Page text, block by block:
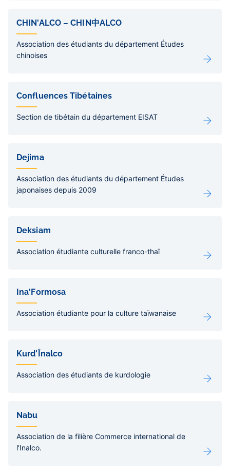
CHIN'ALCO – CHIN中ALCO
Association des étudiants du département Études
chinoises
Confluences Tibétaines
Section de tibétain du département EISAT
Dejima
Association des étudiants du département Études
japonaises depuis 2009
Deksiam
Association étudiante culturelle franco-thaï
Ina'Formosa
Association étudiante pour la culture taïwanaise
Kurd'Înalco
Association des étudiants de kurdologie
Nabu
Association de la filière Commerce international de
l'Inalco.